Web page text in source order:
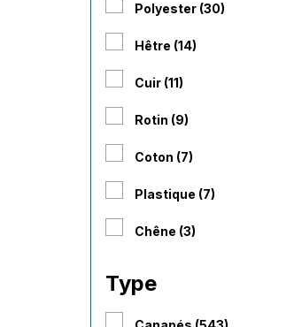
Polyester (30)
Hêtre (14)
Cuir (11)
Rotin (9)
Coton (7)
Plastique (7)
Chêne (3)
Type